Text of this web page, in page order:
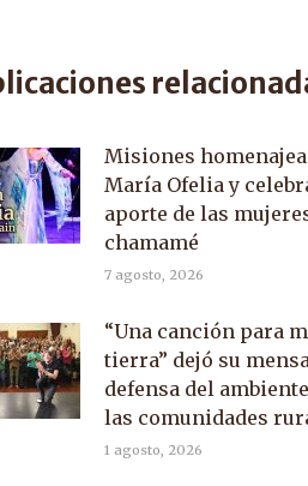
Misiones homenajea
María Ofelia y
aporte de las
chamamé
7 agosto, 2026
“Una canción para
tierra” dejó su
defensa del
las comunidades
1 agosto, 2026